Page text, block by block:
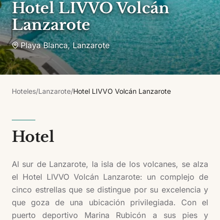
Hotel LIVVO Volcán
Lanzarote
Playa Blanca,Lanzarote
Hoteles/Lanzarote/Hotel LIVVO Volcán Lanzarote
Hotel
Al sur de Lanzarote, la isla de los volcanes, se alza
el Hotel LIVVO Volcán Lanzarote: un complejo de
cinco estrellas que se distingue por su excelencia y
que goza de una ubicación privilegiada. Con el
puerto deportivo Marina Rubicón a sus pies y